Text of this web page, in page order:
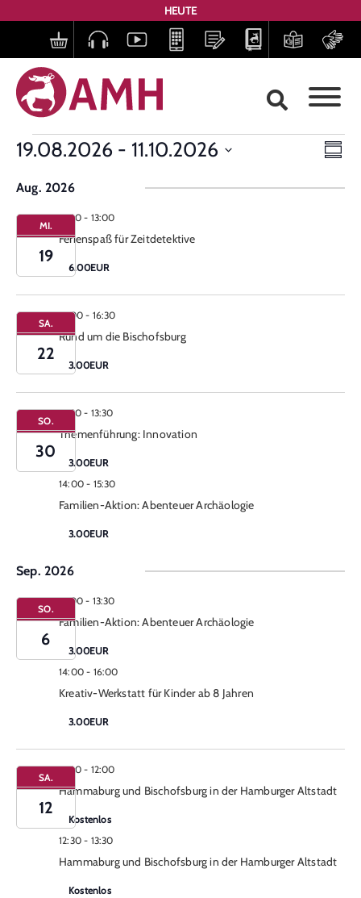
HEUTE
19.08.2026 - 11.10.2026
auswählen.
Aug. 2026
MI.
19
11:00 - 13:00
Ferienspaß für Zeitdetektive
6.00EUR
SA.
22
15:00 - 16:30
Rund um die Bischofsburg
3.00EUR
SO.
30
12:30 - 13:30
Themenführung: Innovation
3.00EUR
14:00 - 15:30
Familien-Aktion: Abenteuer Archäologie
3.00EUR
Sep. 2026
SO.
6
12:00 - 13:30
Familien-Aktion: Abenteuer Archäologie
3.00EUR
14:00 - 16:00
Kreativ-Werkstatt für Kinder ab 8 Jahren
3.00EUR
SA.
12
11:00 - 12:00
Hammaburg und Bischofsburg in der Hamburger Altstadt
Kostenlos
12:30 - 13:30
Hammaburg und Bischofsburg in der Hamburger Altstadt
Kostenlos